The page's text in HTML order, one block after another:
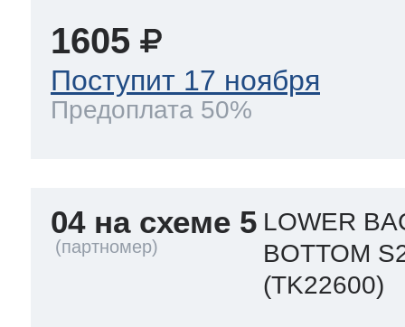
1605
Поступит 17 ноября
Предоплата 50%
04 на схеме 5 LOWER
BOTTOM
(TK22600)